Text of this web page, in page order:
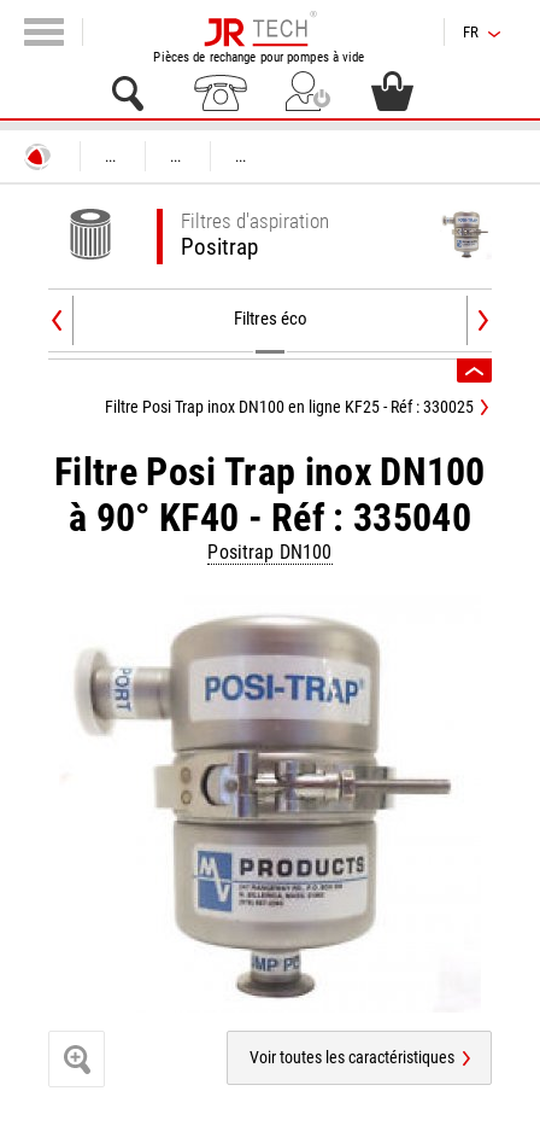
Pièces de rechange pour pompes à vide
FR
... ... ...
Filtres d'aspiration
Positrap
Filtres éco
Filtre Posi Trap inox DN100
à 90° KF40 - Réf : 335040
Positrap DN100
Filtre Posi Trap inox DN100 en ligne KF25 - Réf : 330025
Voir toutes les caractéristiques